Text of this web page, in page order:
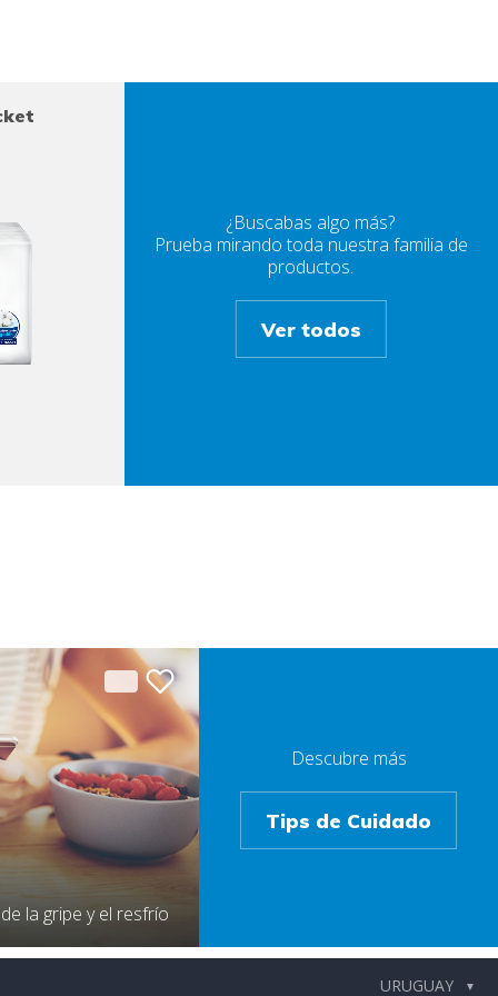
¿Buscabas algo más?
Prueba mirando toda nuestra familia de
productos.
Ver todos
la gripe y el resfrío
Descubre más
Tips de Cuidado
▼